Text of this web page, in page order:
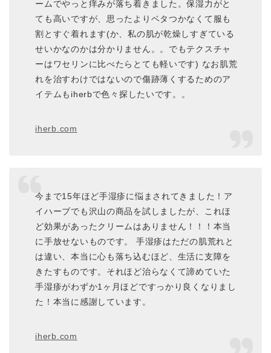
ームでやっと痒みが落ち着きました。保湿力がと
ても高いですが、思ったよりベタつかなくて服も
割とすぐ着れます(か、私の肌が乾燥しすぎている
せいかなのかは分かりません。。でもテクスチャ
ーはワセリンに比べたらとても軽いです) なお肌荒
れを治すわけではないので傷跡薄くするためのア
イテムもiherbで色々探したいです。。
iherb.com
今まで15年ほど手湿疹に悩まされてきました！ア
イハーブでも沢山の商品を試しましたが、これほ
ど効果があったクリームはありません！！！本当
に手放せないものです。 手湿疹はただの肌荒れと
は違い、本当に心も落ち込むほど、生活に支障を
きたすものです。それほど治らなくて諦めていた
手湿疹がわずか1ヶ月ほどですっかり良くなりまし
た！本当に感謝しています。
iherb.com